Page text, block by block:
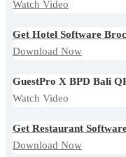
Watch Video
Get Hotel Software
Download Now
GuestPro X BPD Bali
Watch Video
Get Restaurant
Download Now